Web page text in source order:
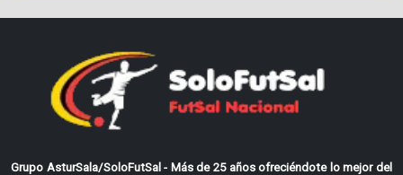
Grupo AsturSala/SoloFutSal - Más de 25 años ofreciéndote lo mejor del